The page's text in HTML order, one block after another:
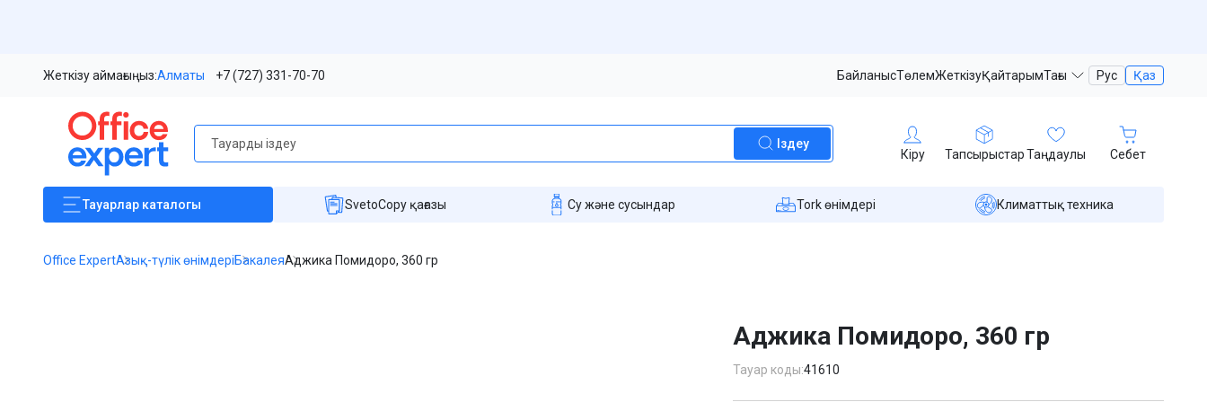
Жеткізу аймағыңыз:Алматы +7 (727) 331-70-70 БайланысТөлемЖеткізуҚайтарымТағы Рус Қаз
Іздеу
Кіру ТапсырыстарТаңдаулы Себет
Тауарлар каталогы SvetoCopy қағазы Су және сусындар Tork өнімдері Климаттық техника
Office ExpertАзық-түлік өнімдеріБакалеяАджика Помидоро, 360 гр
Аджика Помидоро, 360 гр
Тауар коды:41610